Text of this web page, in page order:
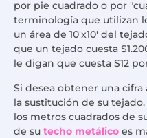
por pie cuadrado o por
terminología que utilizan
un área de 10'x10' del
que un tejado cuesta
le digan que cuesta $12
Si desea obtener una
la sustitución de su
los metros cuadrados de
de su techo metálico es